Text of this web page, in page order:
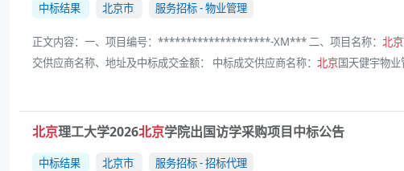
中标结果 北京市 服务招标 - 物业管理
正文内容：一、项目编号：********************-XM*** 二、项目名称： 北京
交供应商名称、地址及中标成交金额： 中标成交供应商名称： 北京国天健宇物业
北京理工大学2026北京学院出国访学采购项目中标公告
中标结果 北京市 服务招标 - 招标代理